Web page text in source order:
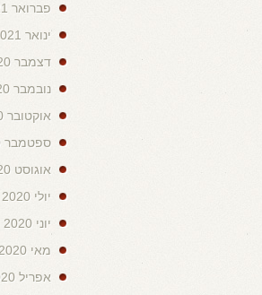
פברואר 2021
ינואר 2021
דצמבר 2020
נובמבר 2020
אוקטובר 2020
ספטמבר 2020
אוגוסט 2020
יולי 2020
יוני 2020
מאי 2020
אפריל 2020